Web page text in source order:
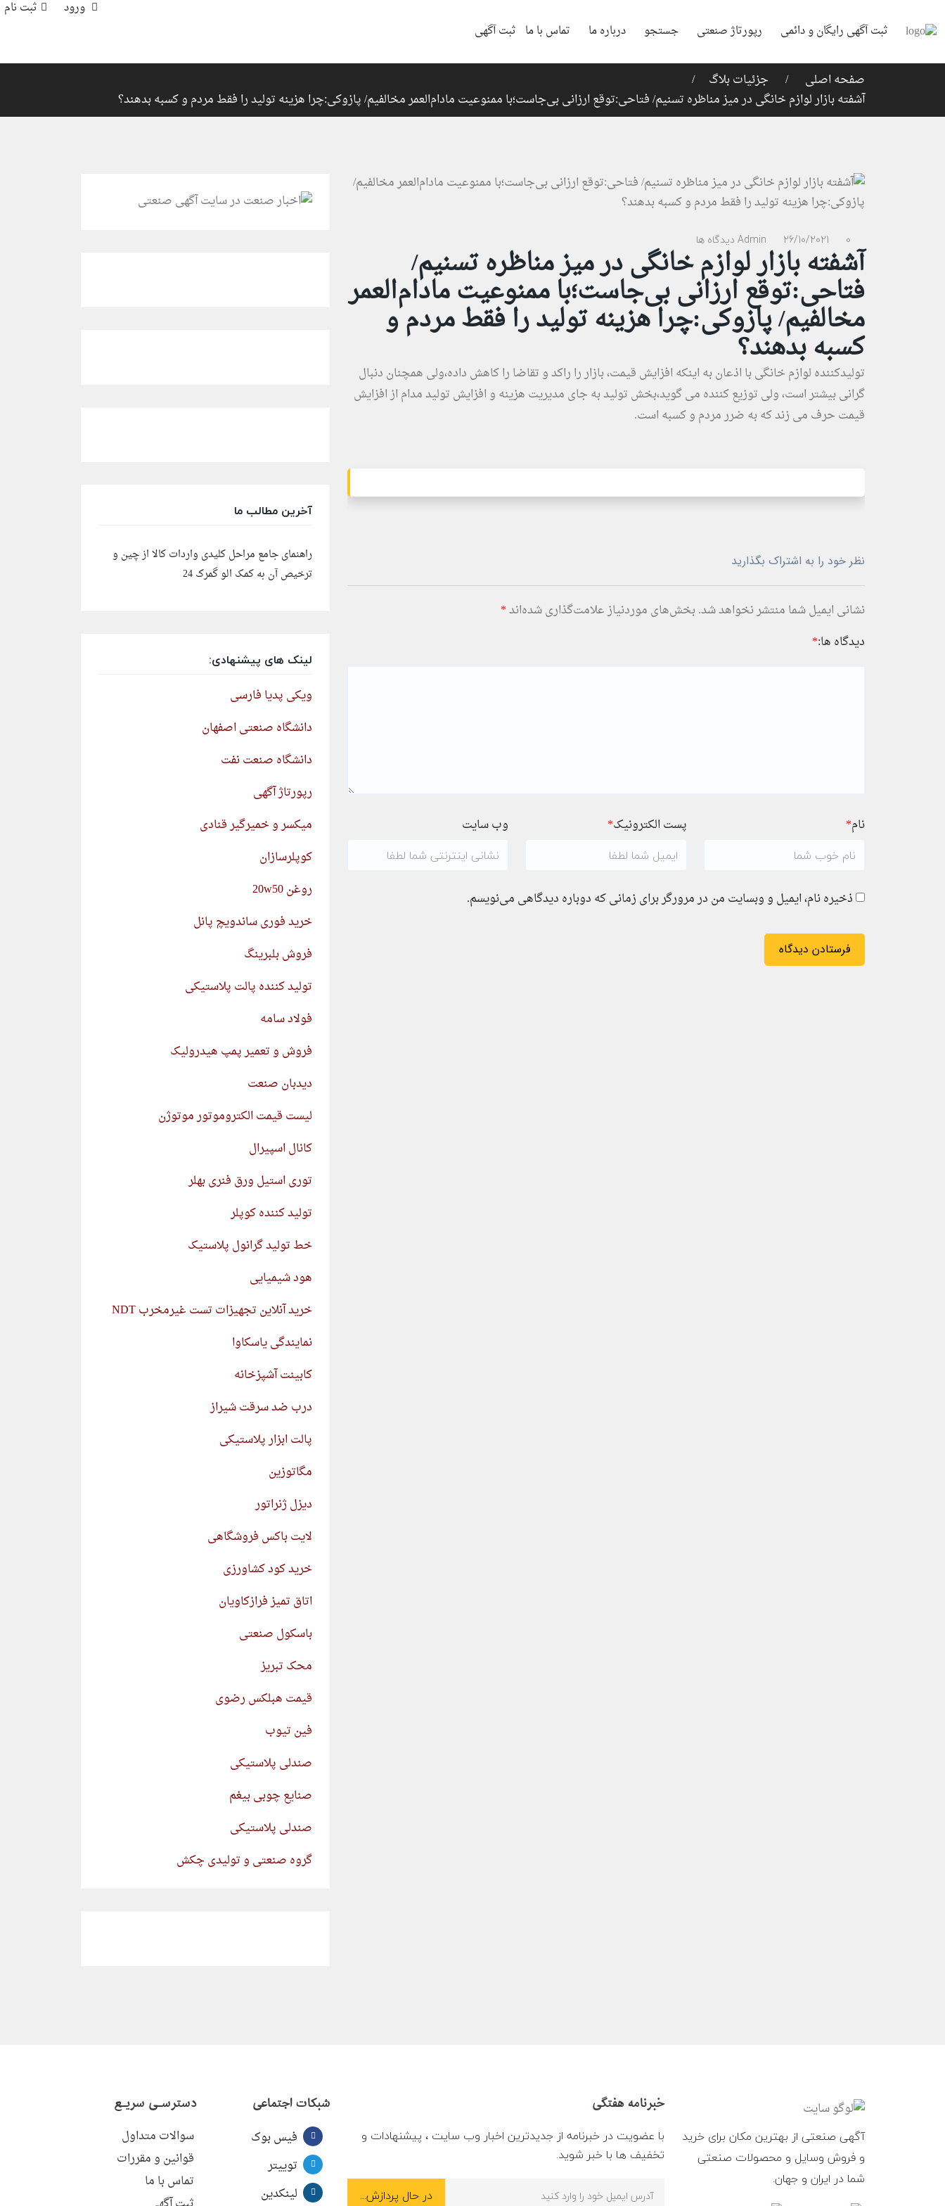
ثبت آگهی رایگان و دائمی رپورتاژ صنعتی جستجو درباره ما تماس با ما ثبت آگهی
ورود ثبت نام
صفحه اصلی
جزئیات بلاگ
آشفته بازار لوازم خانگی در میز مناظره تسنیم/ فتاحی:توقع ارزانی بی‌جاست؛با ممنوعیت مادام‌العمر مخالفیم/ پازوکی:چرا هزینه تولید را فقط مردم و کسبه بدهند؟
Admin 26/10/2021 0 دیدگاه ها
آشفته بازار لوازم خانگی در میز مناظره تسنیم/
فتاحی:توقع ارزانی بی‌جاست؛با ممنوعیت مادام‌العمر
مخالفیم/ پازوکی:چرا هزینه تولید را فقط مردم و
کسبه بدهند؟
تولیدکننده لوازم خانگی با اذعان به اینکه افزایش قیمت، بازار را راکد و تقاضا را کاهش داده،ولی همچنان دنبال
گرانی بیشتر است، ولی توزیع کننده می گوید،بخش تولید به جای مدیریت هزینه‌ و افزایش تولید مدام از افزایش
قیمت حرف می زند که به ضرر مردم و کسبه است.
نظر خود را به اشتراک بگذارید
نشانی ایمیل شما منتشر نخواهد شد. بخش‌های موردنیاز علامت‌گذاری شده‌اند*
دیدگاه ها:*
نام* پست الکترونیک* وب سایت
ذخیره نام، ایمیل و وبسایت من در مرورگر برای زمانی که دوباره دیدگاهی می‌نویسم.
آخرین مطالب ما
راهنمای جامع مراحل کلیدی واردات کالا از چین و
ترخیص آن به کمک الو گمرک 24
لینک های پیشنهادی:
ویکی پدیا فارسی
دانشگاه صنعتی اصفهان
دانشگاه صنعت نفت
رپورتاژ آگهی
میکسر و خمیرگیر قنادی
کوپلرسازان
روغن 20w50
خرید فوری ساندویچ پانل
فروش بلبرینگ
تولید کننده پالت پلاستیکی
فولاد سامه
فروش و تعمیر پمپ هیدرولیک
دیدبان صنعت
لیست قیمت الکتروموتور موتوژن
کانال اسپیرال
توری استیل ورق فنری بهلر
تولید کننده کوپلر
خط تولید گرانول پلاستیک
هود شیمیایی
خرید آنلاین تجهیزات تست غیرمخرب NDT
نمایندگی یاسکاوا
کابینت آشپزخانه
درب ضد سرقت شیراز
پالت ابزار پلاستیکی
مگاتوزین
دیزل ژنراتور
لایت باکس فروشگاهی
خرید کود کشاورزی
اتاق تمیز فرازکاویان
باسکول صنعتی
محک تبریز
قیمت هبلکس رضوی
فین تیوب
صندلی پلاستیکی
صنایع چوبی بیغم
صندلی پلاستیکی
گروه صنعتی و تولیدی چکش
آگهی صنعتی از بهترین مکان برای خرید
و فروش وسایل و محصولات صنعتی
شما در ایران و جهان.
خبرنامه هفتگی
با عضویت در خبرنامه از جدیدترین اخبار وب سایت ، پیشنهادات و
تخفیف ها با خبر شوید.
شبکات اجتماعی
فیس بوک
توییتر
لینکدین
دسترسـی سریـع
سوالات متداول
قوانین و مقررات
تماس با ما